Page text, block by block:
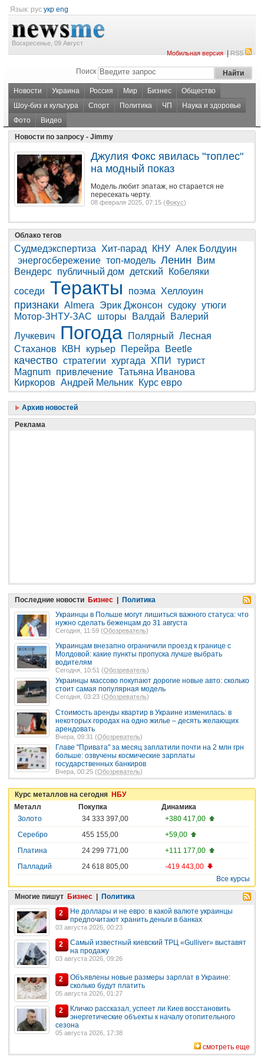
Язык: рус укр eng
Воскресенье, 09 Август
Мобильная версия|RSS
Поиск
Новости Украина Россия Мир Бизнес
Общество
Шоу-биз и культура
Спорт Политика ЧП
Наука и здоровье
Фото
Видео
Новости по запросу - Jimmy
Джулия Фокс явилась "топлес"
на модный показ
Модель любит эпатаж, но старается не
пересекать черту.
08 февраля 2025, 07:15 (Фокус)
Облако тегов
Судмедэкспертиза Хит-парад КНУ Алек Болдуин
энергосбережение топ-модель Ленин
Вим
Вендерс публичный дом детский
Кобеляки
соседи Теракты поэма Хеллоуин
признаки Almera Эрик Джонсон судоку утюги
Мотор-ЗНТУ-ЗАС
шторы Валдай
Валерий
Лучкевич
Погода Полярный Лесная
Стаханов
КВН курьер Перейра Beetle
качество стратегии хургада ХПИ
турист
Magnum привлечение Татьяна Иванова
Киркоров Андрей Мельник Курс евро
Архив новостей
Реклама
Последние новости Бизнес | Политика
Украинцы в Польше могут лишиться важного статуса: что
нужно сделать беженцам до 31 августа
Сегодня, 11:59 (Обозреватель)
Украинцам внезапно ограничили проезд к границе с
Молдовой: какие пункты пропуска лучше выбрать
водителям
Сегодня, 10:51 (Обозреватель)
Украинцы массово покупают дорогие новые авто: сколько
стоит самая популярная модель
Сегодня, 03:23 (Обозреватель)
Стоимость аренды квартир в Украине изменилась: в
некоторых городах на одно жилье – десять желающих
арендовать
Вчера, 09:31 (Обозреватель)
Главе "Привата" за месяц заплатили почти на 2 млн грн
больше: озвучены космические зарплаты
государственных банкиров
Вчера, 00:25 (Обозреватель)
Курс металлов на сегодня НБУ
Металл
Покупка
Динамика
Золото
34 333 397,00
+380 417,00
Серебро
455 155,00
+59,00
Платина
24 299 771,00
+111 177,00
Палладий
24 618 805,00
-419 443,00
Все курсы
Многие пишут Бизнес | Политика
2
Не доллары и не евро: в какой валюте украинцы
предпочитают хранить деньги в банках
03 августа 2026, 00:23
2
Самый известный киевский ТРЦ «Gulliver» выставят
на продажу
03 августа 2026, 09:26
2
Объявлены новые размеры зарплат в Украине:
сколько будут платить
05 августа 2026, 01:27
2
Кличко рассказал, успеет ли Киев восстановить
энергетические объекты к началу отопительного
сезона
05 августа 2026, 17:38
смотреть еще